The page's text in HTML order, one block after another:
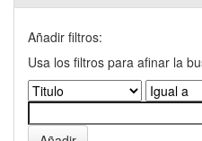
Añadir filtros:
Usa los filtros para afinar la